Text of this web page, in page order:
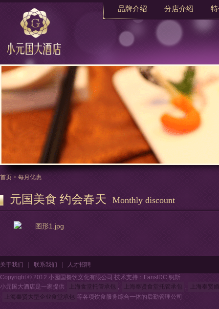
品牌介绍 分店介绍
首页 > 每月优惠
元国美食 约会春天 Monthly discount
关于我们 联系我们
人才招聘
Copyright © 2012 小园国餐饮文化有限公司 技术支持：FansIDC 钒斯
小元国大酒店是一家提供
上海食堂托管承包 , 上海奉贤食堂托管承包 ,
上海奉贤
上海奉贤大型企业食堂承包 等各项饮食服务综合一体的后勤管理公司